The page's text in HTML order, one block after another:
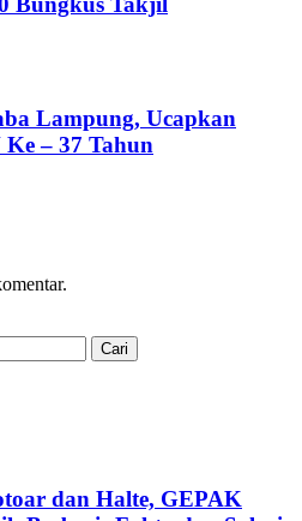
Lampung, Ucapkan
– 37 Tahun
dan Halte, GEPAK